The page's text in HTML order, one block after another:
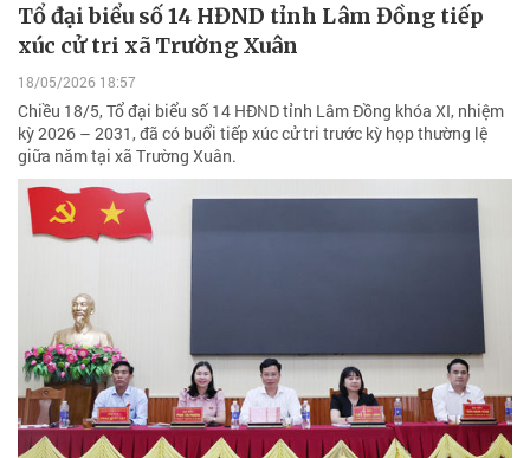
Tổ đại biểu số 14 HĐND tỉnh Lâm Đồng tiếp
xúc cử tri xã Trường Xuân
18/05/2026 18:57
Chiều 18/5, Tổ đại biểu số 14 HĐND tỉnh Lâm Đồng khóa XI, nhiệm
kỳ 2026 – 2031, đã có buổi tiếp xúc cử tri trước kỳ họp thường lệ
giữa năm tại xã Trường Xuân.